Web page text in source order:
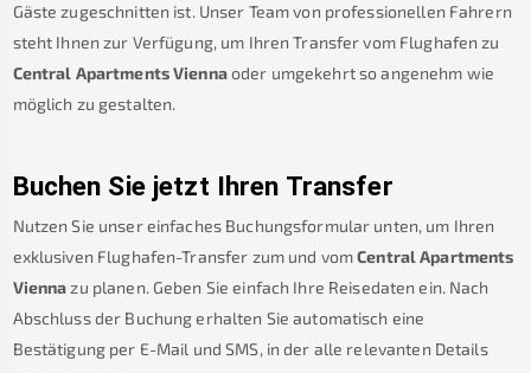
Gäste zugeschnitten ist. Unser Team von professionellen Fahrern
steht Ihnen zur Verfügung, um Ihren Transfer vom Flughafen zu
Central Apartments Viennaoder umgekehrt so angenehm wie
möglich zu gestalten.
Buchen Sie jetzt Ihren Transfer
Nutzen Sie unser einfaches Buchungsformular unten, um Ihren
exklusiven Flughafen-Transfer zum und vomCentral Apartments
Vienna zu planen. Geben Sie einfach Ihre Reisedaten ein. Nach
Abschluss der Buchung erhalten Sie automatisch eine
Bestätigung per E-Mail und SMS, in der alle relevanten Details